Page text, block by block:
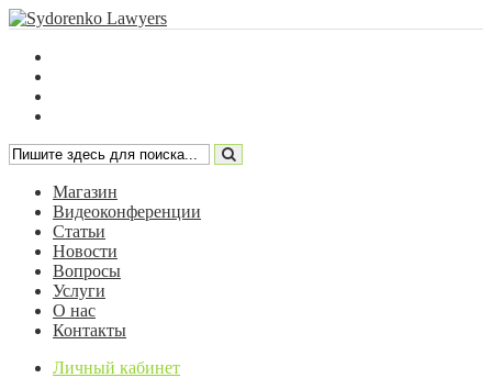
Магазин
Видеоконференции
Статьи
Новости
Вопросы
Услуги
О нас
Контакты
Личный кабинет